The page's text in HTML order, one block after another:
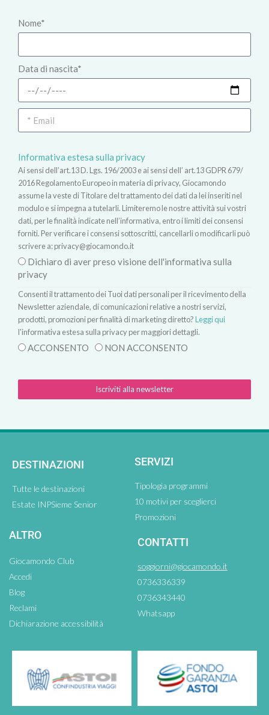
Nome*
Data di nascita*
Informativa estesa sulla privacy
Ai sensi dell’art.13 D. Lgs. 196/2003 e ai sensi dell’ art.13 GDPR 679/
2016 Regolamento Europeo in materia di privacy, Giocamondo
assume la veste di Titolare del trattamento dei dati da lei inseriti nel
modulo e si impegna a tutelarli. Limiteremo le nostre attività sui vostri
dati, per le finalità indicate nell’informativa, entro i limiti dei consensi
forniti. Per verificare i consensi sottoscritti, cancellarli o modificarli può
scrivere a:privacy@giocamondo.it
Dichiaro di aver preso visione dell'informativa sulla
privacy
Consenti il trattamento dei Tuoi dati personali per il ricevimento della
Newsletter aziendale, di comunicazioni relative a nostri servizi,
prodotti, promozioni per finalità di marketing diretto?Leggi qui
l'informativa estesa sulla privacy per maggiori dettagli.
ACCONSENTO NON ACCONSENTO
Iscriviti alla newsletter
DESTINAZIONI
Tutte le destinazioni
Estate INPSieme Senior
SERVIZI
Tipologia programmi
10 motivi per sceglierci
Promozioni
ALTRO
Giocamondo Club
Accedi
Blog
Reclami
Dichiarazione accessibilità
CONTATTI
soggiorni@giocamondo.it
0736336339
0736343440
Whatsapp